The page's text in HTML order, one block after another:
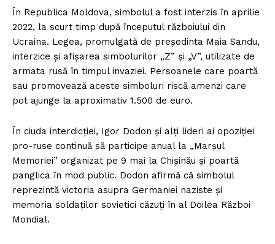
În Republica Moldova, simbolul a fost interzis în aprilie
2022, la scurt timp după începutul războiului din
Ucraina. Legea, promulgată de președinta Maia Sandu,
interzice și afișarea simbolurilor „Z” și „V”, utilizate de
armata rusă în timpul invaziei. Persoanele care poartă
sau promovează aceste simboluri riscă amenzi care
pot ajunge la aproximativ 1.500 de euro.
În ciuda interdicției, Igor Dodon și alți lideri ai opoziției
pro-ruse continuă să participe anual la „Marșul
Memoriei” organizat pe 9 mai la Chișinău și poartă
panglica în mod public. Dodon afirmă că simbolul
reprezintă victoria asupra Germaniei naziste și
memoria soldaților sovietici căzuți în al Doilea Război
Mondial.